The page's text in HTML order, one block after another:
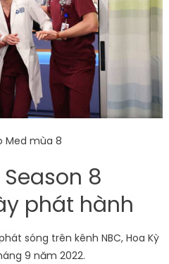
Med mùa 8
8
phát hành
sóng trên kênh NBC, Hoa Kỳ
9 năm 2022.